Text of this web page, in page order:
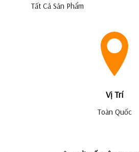
Tất Cả Sản Phẩm
Vị Trí
Toàn Quốc